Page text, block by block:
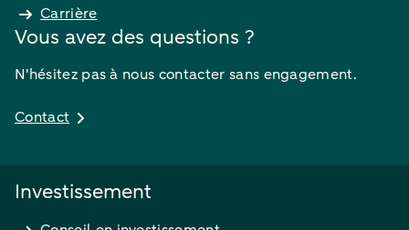
Carrière
Vous avez des questions ?
N'hésitez pas à nous contacter sans engagement.
Contact
Investissement